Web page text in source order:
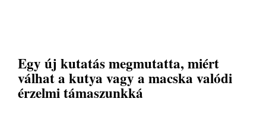
Egy új kutatás megmutatta, miért
válhat a kutya vagy a macska valódi
érzelmi támaszunkká